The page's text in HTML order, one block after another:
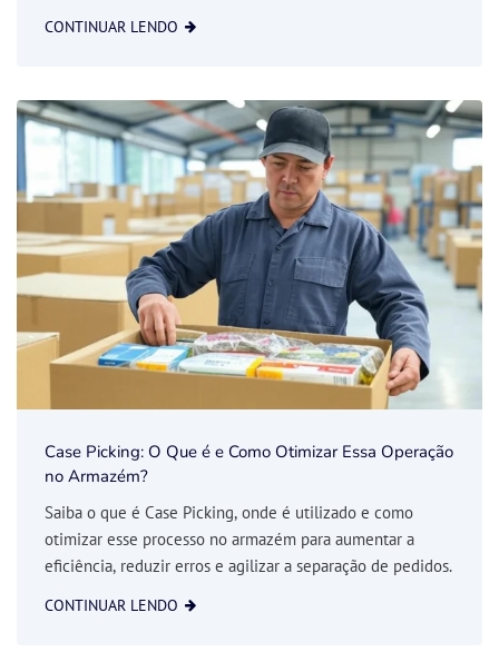
CONTINUAR LENDO
Case Picking: O Que é e Como Otimizar Essa Operação
no Armazém?
Saiba o que é Case Picking, onde é utilizado e como
otimizar esse processo no armazém para aumentar a
eficiência, reduzir erros e agilizar a separação de pedidos.
CONTINUAR LENDO